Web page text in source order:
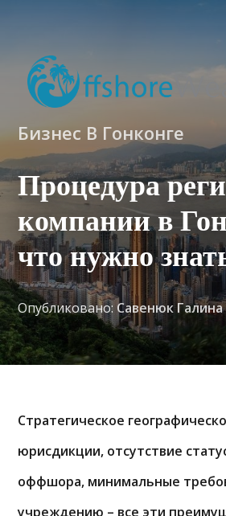
Бизнес В Гонконге
Процедура
компании в
что нужно
Опубликовано:Савенюк Галина
Стратегическое
юрисдикции, отсутствие
оффшора, минимальные
учреждению – все эти